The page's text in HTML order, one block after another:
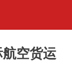
空货运